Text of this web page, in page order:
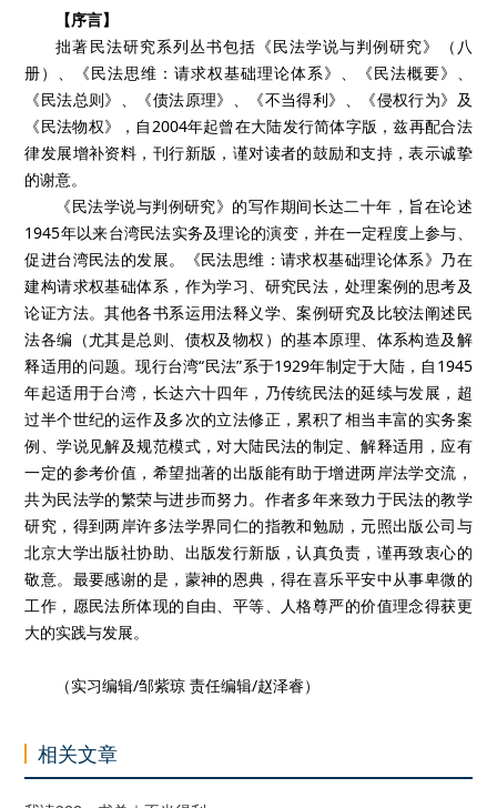
【序言】
拙著民法研究系列丛书包括《民法学说与判例研究》（八
册）、《民法思维：请求权基础理论体系》、《民法概要》、
《民法总则》、《债法原理》、《不当得利》、《侵权行为》及
《民法物权》，自2004年起曾在大陆发行简体字版，兹再配合法
律发展增补资料，刊行新版，谨对读者的鼓励和支持，表示诚挚
的谢意。
《民法学说与判例研究》的写作期间长达二十年，旨在论述
1945年以来台湾民法实务及理论的演变，并在一定程度上参与、
促进台湾民法的发展。《民法思维：请求权基础理论体系》乃在
建构请求权基础体系，作为学习、研究民法，处理案例的思考及
论证方法。其他各书系运用法释义学、案例研究及比较法阐述民
法各编（尤其是总则、债权及物权）的基本原理、体系构造及解
释适用的问题。现行台湾“民法”系于1929年制定于大陆，自1945
年起适用于台湾，长达六十四年，乃传统民法的延续与发展，超
过半个世纪的运作及多次的立法修正，累积了相当丰富的实务案
例、学说见解及规范模式，对大陆民法的制定、解释适用，应有
一定的参考价值，希望拙著的出版能有助于增进两岸法学交流，
共为民法学的繁荣与进步而努力。作者多年来致力于民法的教学
研究，得到两岸许多法学界同仁的指教和勉励，元照出版公司与
北京大学出版社协助、出版发行新版，认真负责，谨再致衷心的
敬意。最要感谢的是，蒙神的恩典，得在喜乐平安中从事卑微的
工作，愿民法所体现的自由、平等、人格尊严的价值理念得获更
大的实践与发展。
（实习编辑/邹紫琼 责任编辑/赵泽睿）
相关文章